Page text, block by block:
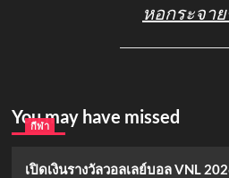
หอกระจา
You may have missed
กีฬา
เปิดเงินรางวัลวอลเลย์บอล VNL